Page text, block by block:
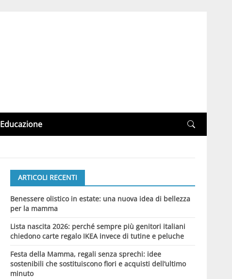
Educazione
ARTICOLI RECENTI
Benessere olistico in estate: una nuova idea di bellezza
per la mamma
Lista nascita 2026: perché sempre più genitori italiani
chiedono carte regalo IKEA invece di tutine e peluche
Festa della Mamma, regali senza sprechi: idee
sostenibili che sostituiscono fiori e acquisti dell’ultimo
minuto